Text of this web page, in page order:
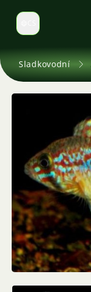
Select language
Sladkovodní